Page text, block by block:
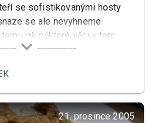
se sofistikovanými hosty
se ale nevyhneme
jak některé věci v tom
fungují.
21. prosince 2005